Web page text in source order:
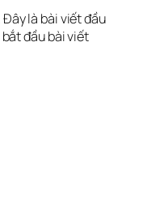
là bài viết đầu
đầu bài viết